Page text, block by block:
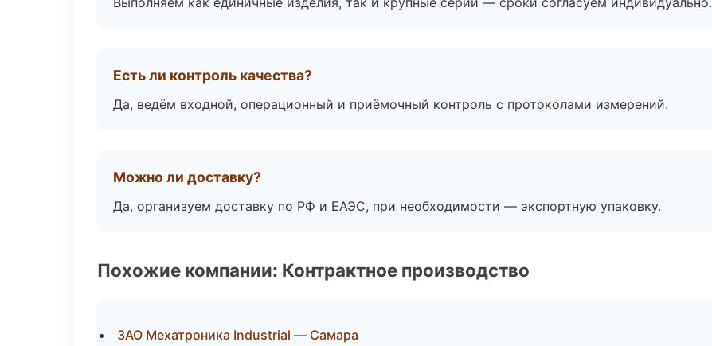
Есть ли контроль качества?
Да, ведём входной, операционный и приёмочный контроль с протоколами измерений.
Можно ли доставку?
Да, организуем доставку по РФ и ЕАЭС, при необходимости — экспортную упаковку.
Похожие компании: Контрактное производство
ЗАО Мехатроника Industrial — Самара